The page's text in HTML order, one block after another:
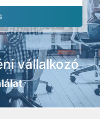
vállalkozó